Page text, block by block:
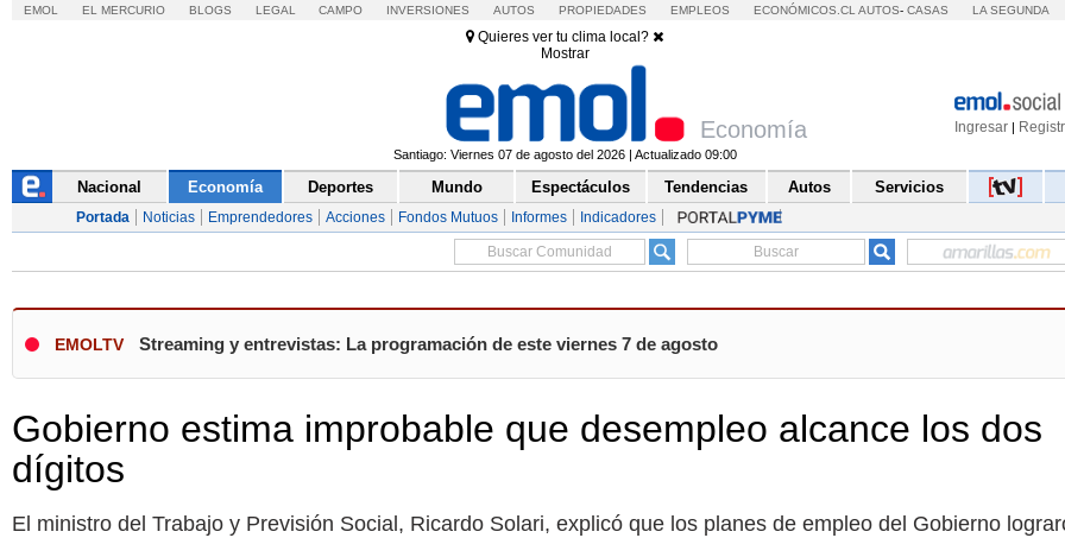
EMOL EL MERCURIO BLOGS LEGAL CAMPO INVERSIONES AUTOS PROPIEDADES EMPLEOS ECONÓMICOS.CL AUTOS- CASAS LA SEGUNDA
Quieres ver tu clima local?
Mostrar
Ingresar |
Economía
Santiago: Viernes 07 de agosto del 2026 | Actualizado 09:00
Nacional Economía Deportes Mundo Espectáculos Tendencias Autos Servicios
Portada Noticias Emprendedores Acciones Fondos Mutuos Informes Indicadores
EMOLTV Streaming y entrevistas: La programación de este viernes 7 de agosto
Gobierno estima improbable que desempleo alcance los dos
dígitos
El ministro del Trabajo y Previsión Social, Ricardo Solari, explicó que los planes de empleo del Gobierno